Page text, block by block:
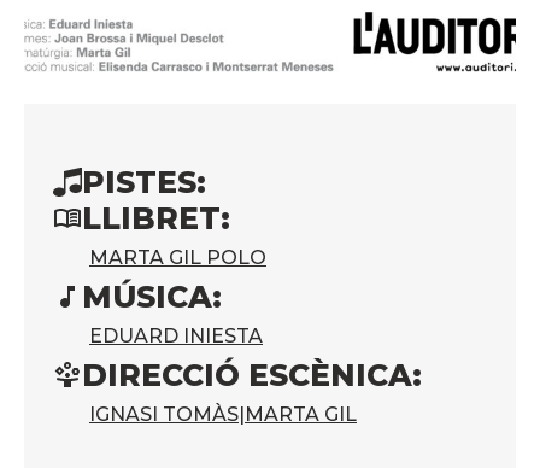
PISTES:
LLIBRET:
MARTA GIL POLO
MÚSICA:
EDUARD INIESTA
DIRECCIÓ ESCÈNICA:
IGNASI TOMÀS|MARTA GIL